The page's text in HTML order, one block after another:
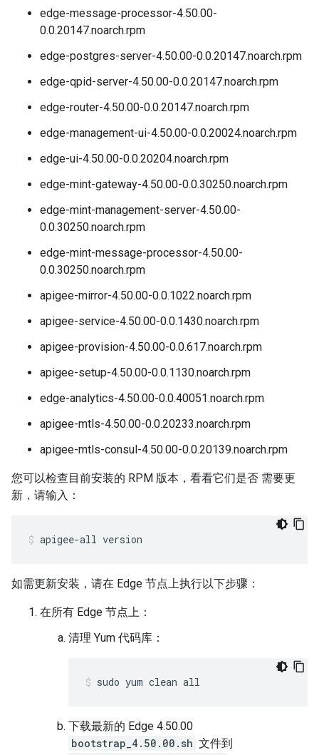
edge-message-processor-4.50.00-
0.0.20147.noarch.rpm
edge-postgres-server-4.50.00-0.0.20147.noarch.rpm
edge-qpid-server-4.50.00-0.0.20147.noarch.rpm
edge-router-4.50.00-0.0.20147.noarch.rpm
edge-management-ui-4.50.00-0.0.20024.noarch.rpm
edge-ui-4.50.00-0.0.20204.noarch.rpm
edge-mint-gateway-4.50.00-0.0.30250.noarch.rpm
edge-mint-management-server-4.50.00-
0.0.30250.noarch.rpm
edge-mint-message-processor-4.50.00-
0.0.30250.noarch.rpm
apigee-mirror-4.50.00-0.0.1022.noarch.rpm
apigee-service-4.50.00-0.0.1430.noarch.rpm
apigee-provision-4.50.00-0.0.617.noarch.rpm
apigee-setup-4.50.00-0.0.1130.noarch.rpm
edge-analytics-4.50.00-0.0.40051.noarch.rpm
apigee-mtls-4.50.00-0.0.20233.noarch.rpm
apigee-mtls-consul-4.50.00-0.0.20139.noarch.rpm
您可以检查目前安装的 RPM 版本，看看它们是否 需要更
新，请输入：
apigee-all version
如需更新安装，请在 Edge 节点上执行以下步骤：
在所有 Edge 节点上：
清理 Yum 代码库：
sudo yum clean all
下载最新的 Edge 4.50.00
bootstrap_4.50.00.sh 文件到